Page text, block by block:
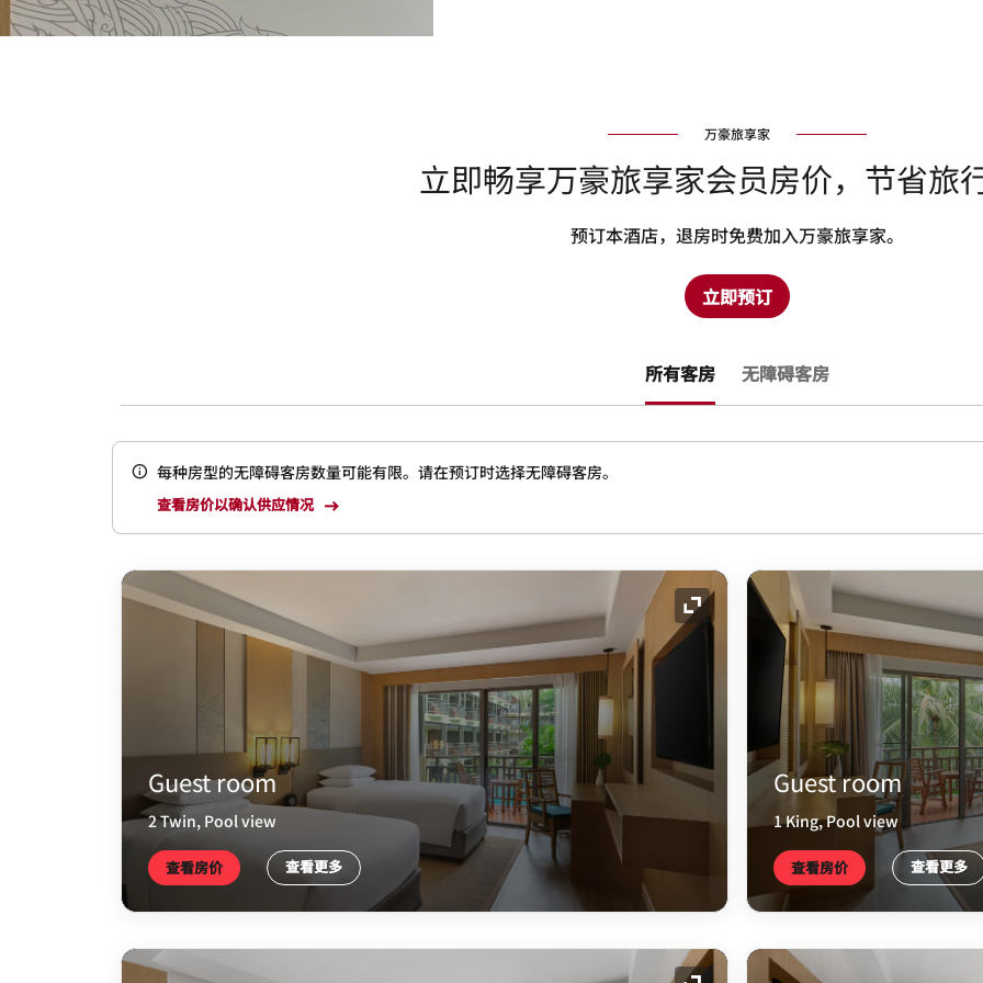
万豪旅享家
立即畅享万豪旅享家会员房价，节省旅
预订本酒店，退房时免费加入万豪旅享家。
立即预订
所有客房 无障碍客房
每种房型的无障碍客房数量可能有限。请在预订时选择无障碍客房。
查看房价以确认供应情况
展开图标
Guest room
2 Twin, Pool view
查看房价 查看更多
Guest room
1 King, Pool view
查看房价 查看更多